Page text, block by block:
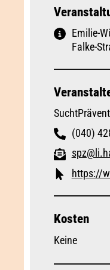
Emilie-
Falke-
(040)
https://
Kosten
Keine